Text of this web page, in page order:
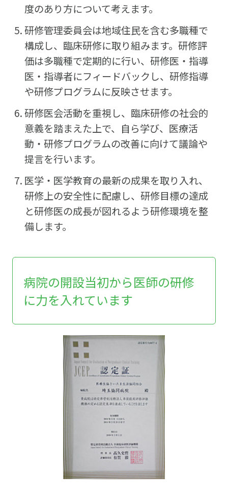
度のあり方について考えます。
研修管理委員会は地域住民を含む多職種で
構成し、臨床研修に取り組みます。研修評
価は多職種で定期的に行い、研修医・指導
医・指導者にフィードバックし、研修指導
や研修プログラムに反映させます。
研修医会活動を重視し、臨床研修の社会的
意義を踏まえた上で、自ら学び、医療活
動・研修プログラムの改善に向けて議論や
提言を行います。
医学・医学教育の最新の成果を取り入れ、
研修上の安全性に配慮し、研修目標の達成
と研修医の成長が図れるよう研修環境を整
備します。
病院の開設当初から医師の研修
に力を入れています